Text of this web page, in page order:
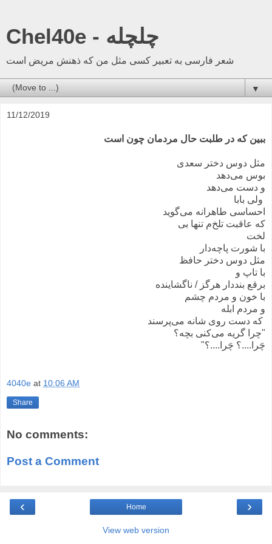
Chel40e - چلچله
شعر فارسی به تعبیر کسی مثل من که ذهنش مریض است
▼
11/12/2019
ببین که در طلبت حال مردمان چون است
مثل دوس دختر سعدی
بوس می‌دهد
و دست می‌دهد
ولی بابا
احساسی طاهرانه می‌گوید
که عاقبت تلخ‌م تنها بی
لخت
با شورت پاچه‌دار
مثل دوس دختر حافظ
با تاپ و
برقع بنددار هرگز / ناگشاینده
با خون و مردم چشم
و مردم ابله
که دست روی شانه می‌پرسند
"چرا گریه می‌کنی بچه؟
چَرا....؟ چَرا....؟"
4040e at 10:06 AM
Share
No comments:
Post a Comment
‹ ›
Home
View web version